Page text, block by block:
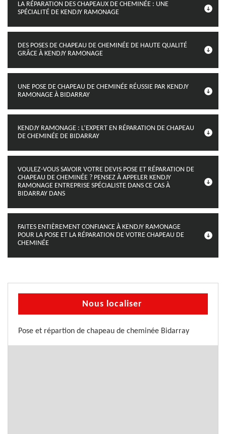
LA RÉPARATION DES CHAPEAUX DE CHEMINÉE : UNE
SPÉCIALITÉ DE KENDJY RAMONAGE
DES POSES DE CHAPEAU DE CHEMINÉE DE HAUTE QUALITÉ
GRÂCE À KENDJY RAMONAGE
UNE POSE DE CHAPEAU DE CHEMINÉE RÉUSSIE PAR KENDJY
RAMONAGE À BIDARRAY
KENDJY RAMONAGE : L’EXPERT EN RÉPARATION DE CHAPEAU
DE CHEMINÉE DE BIDARRAY
VOULEZ-VOUS SAVOIR VOTRE DEVIS POSE ET RÉPARATION DE
CHAPEAU DE CHEMINÉE ? PENSEZ À APPELER KENDJY
RAMONAGE ENTREPRISE SPÉCIALISTE DANS CE CAS À
BIDARRAY DANS
FAITES ENTIÈREMENT CONFIANCE À KENDJY RAMONAGE
POUR LA POSE ET LA RÉPARATION DE VOTRE CHAPEAU DE
CHEMINÉE
Nous localiser
Pose et répartion de chapeau de cheminée Bidarray